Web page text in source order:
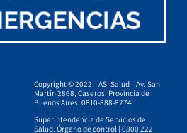
Copyright © 2022 – ASI Salud – Av. San
Martín 2868, Caseros. Provincia de
Buenos Aires. 0810-888-8274
Superintendencia de Servicios de
Salud. Órgano de control | 0800 222